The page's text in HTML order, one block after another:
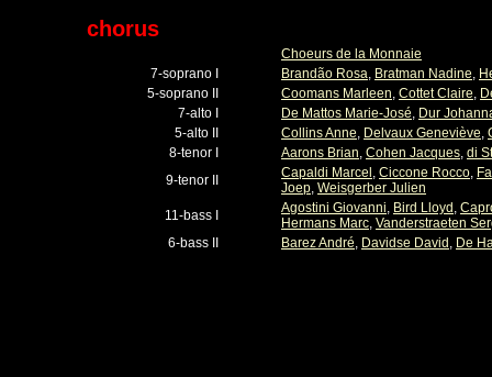
chorus
Choeurs de la Monnaie
7-soprano I
Brandão Rosa, Bratman Nadine,
5-soprano II
Coomans Marleen, Cottet Claire,
7-alto I
De Mattos Marie-José, Dur
5-alto II
Collins Anne, Delvaux Geneviève,
8-tenor I
Aarons Brian, Cohen Jacques, di
9-tenor II
Capaldi Marcel , Ciccone Rocco,
Joep, Weisgerber Julien
11-bass I
Agostini Giovanni, Bird Lloyd ,
Hermans Marc, Vanderstraeten
6-bass II
Barez André, Davidse David , De